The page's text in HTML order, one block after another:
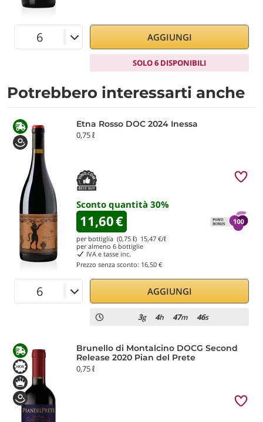
AGGIUNGI
SOLO 6 DISPONIBILI
Potrebbero interessarti anche
Etna Rosso DOC 2024 Inessa
0,75 ℓ
Sconto quantità 30%
11,60€
per bottiglia (0,75 ℓ) 15,47 €/ℓ
per almeno 6 bottiglie
IVA e tasse inc.
Prezzo senza sconto: 16,50 €
AGGIUNGI
3g 4h 47m 45s
Brunello di Montalcino DOCG Second
Release 2020 Pian del Prete
0,75 ℓ